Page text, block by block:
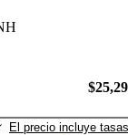
El precio incluye tasas